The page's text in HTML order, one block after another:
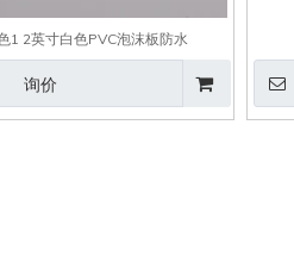
1 2英寸白色PVC泡沫板防水
询价